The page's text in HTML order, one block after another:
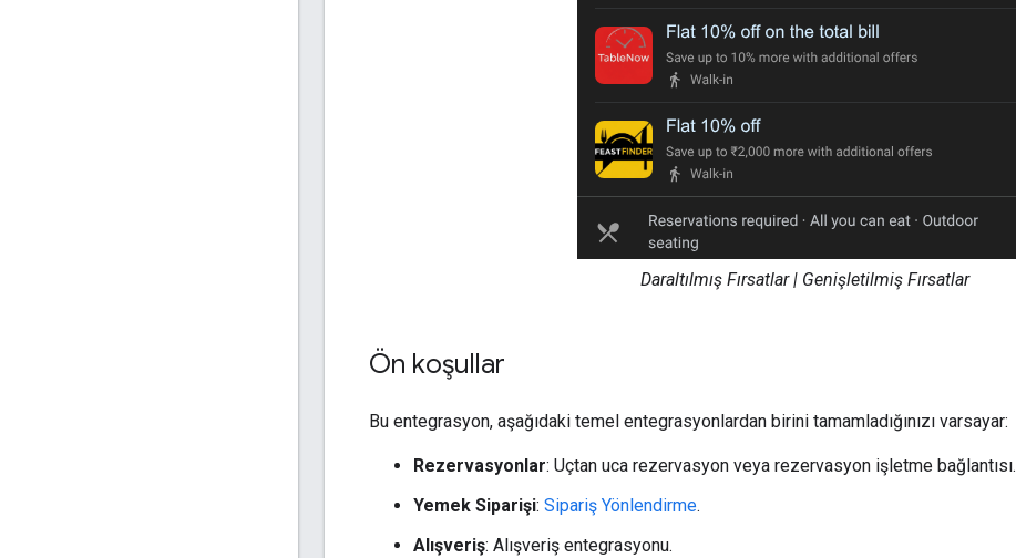
Daraltılmış Fırsatlar | Genişletilmiş Fırsatlar
Ön koşullar
Bu entegrasyon, aşağıdaki temel entegrasyonlardan birini tamamladığınızı varsayar:
Rezervasyonlar: Uçtan uca rezervasyon veya rezervasyon işletme bağlantısı.
Yemek Siparişi: Sipariş Yönlendirme.
Alışveriş: Alışveriş entegrasyonu.